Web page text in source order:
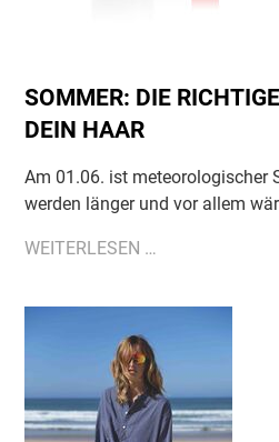
SOMMER: DIE
DEIN HAAR
Am 01.06. ist meteorologischer
werden länger und vor allem
WEITERLESEN …
FÜR
DEIN
HAAR